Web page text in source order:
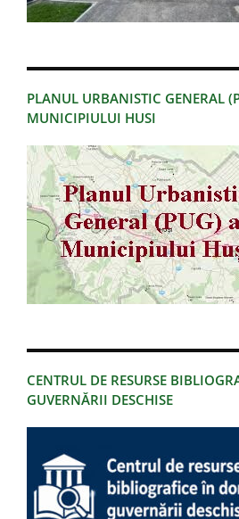
PLANUL URBANISTIC GENERAL
MUNICIPIULUI HUSI
CENTRUL DE RESURSE
GUVERNĂRII DESCHISE